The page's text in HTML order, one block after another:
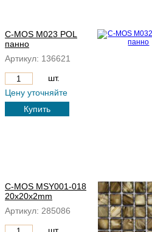
C-MOS M023 POL
панно
Артикул: 136621
шт.
Цену уточняйте
Купить
C-MOS MSY001-018
20x20x2mm
Артикул: 285086